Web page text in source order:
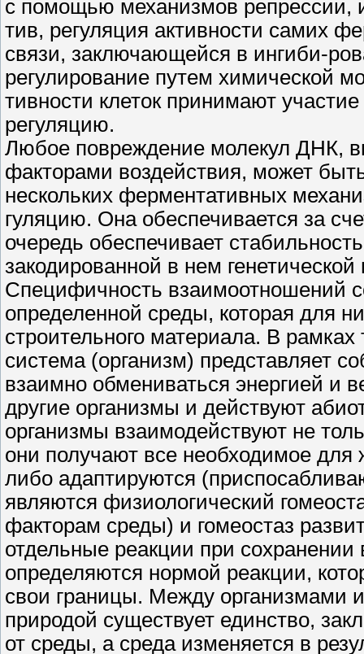
с помощью механизмов репрессии,
тив, регуляция активности самих
связи, заключающейся в ингиби-
регулирование путем химической
тивности клеток принимают
регуляцию.
Любое повреждение молекул ДНК,
факторами воздействия, может
нескольких ферментативных
гуляцию. Она обеспечивается за
очередь обеспечивает
закодированной в нем
Специфичность взаимоотношений
определенной среды, которая для
строительного материала. В
система (организм) представляет
взаимно обмениваться энергией и
другие организмы и действуют
организмы взаимодействуют не
они получают все необходимое
либо адаптируются
являются физиологический
факторам среды) и гомеостаз
отдельные реакции при
определяются нормой реакции,
свои границы. Между организмами
природой существует единство,
от среды, а среда изменяется в